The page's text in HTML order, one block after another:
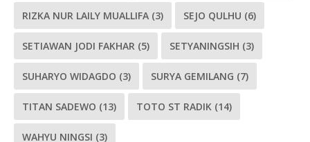
RIZKA NUR LAILY MUALLIFA (3) SEJO QULHU (6)
SETIAWAN JODI FAKHAR (5) SETYANINGSIH (3)
SUHARYO WIDAGDO (3) SURYA GEMILANG (7)
TITAN SADEWO (13) TOTO ST RADIK (14)
WAHYU NINGSI (3)